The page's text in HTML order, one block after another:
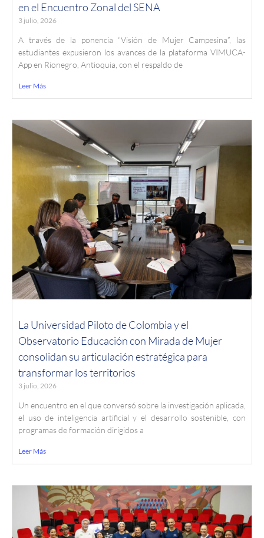
en el Encuentro Zonal del SENA
3 julio, 2026
A través de la ponencia “Visión de Mujer Campesina”, las
estudiantes expusieron los avances de la plataforma VIMUCA-
App en Rionegro, Antioquia, con el respaldo de
Leer Más
La Universidad Piloto de Colombia y el
Observatorio Educación con Mirada de Mujer
consolidan su articulación estratégica para
transformar los territorios
3 julio, 2026
Un encuentro en el que conversó sobre la investigación aplicada,
el uso de inteligencia artificial y el desarrollo sostenible, con
programas de formación dirigidos a
Leer Más